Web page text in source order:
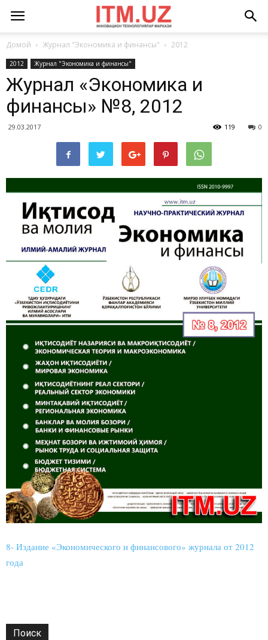
Домой Журнал "Экономика и финансы" 2012
2012 Журнал "Экономика и финансы"
Журнал «Экономика и
финансы» №8, 2012
29.03.2017 0
119
8- Издание «Экономического и финансового» журнала от 2012
года
Поиск